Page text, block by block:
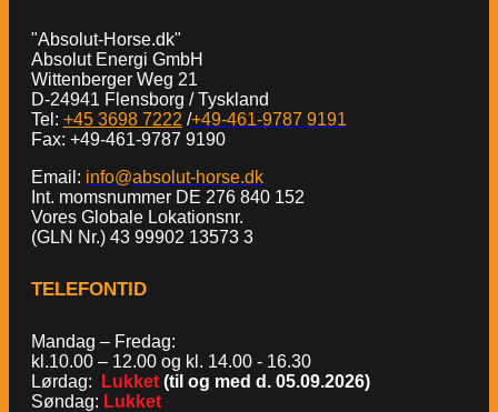
"Absolut-Horse.dk"
Absolut Energi GmbH
Wittenberger Weg 21
D-24941 Flensborg / Tyskland
Tel: +45 3698 7222 /+49-461-9787 9191
Fax: +49-461-9787 9190
Email: info@absolut-horse.dk
Int. momsnummer DE 276 840 152
Vores Globale Lokationsnr.
(GLN Nr.) 43 99902 13573 3
TELEFONTID
Mandag – Fredag:
kl.10.00 – 12.00 og kl. 14.00 - 16.30
Lørdag:
Lukket (til og med d. 05.09.2026)
Søndag: Lukket